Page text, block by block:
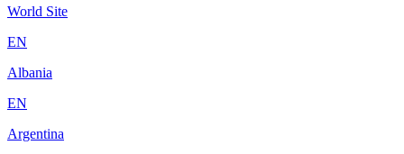
World Site
EN
Albania
EN
Argentina